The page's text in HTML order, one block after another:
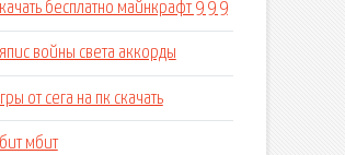
бесплатно майнкрафт 9 9 9
войны света аккорды
от сега на пк скачать
мбит